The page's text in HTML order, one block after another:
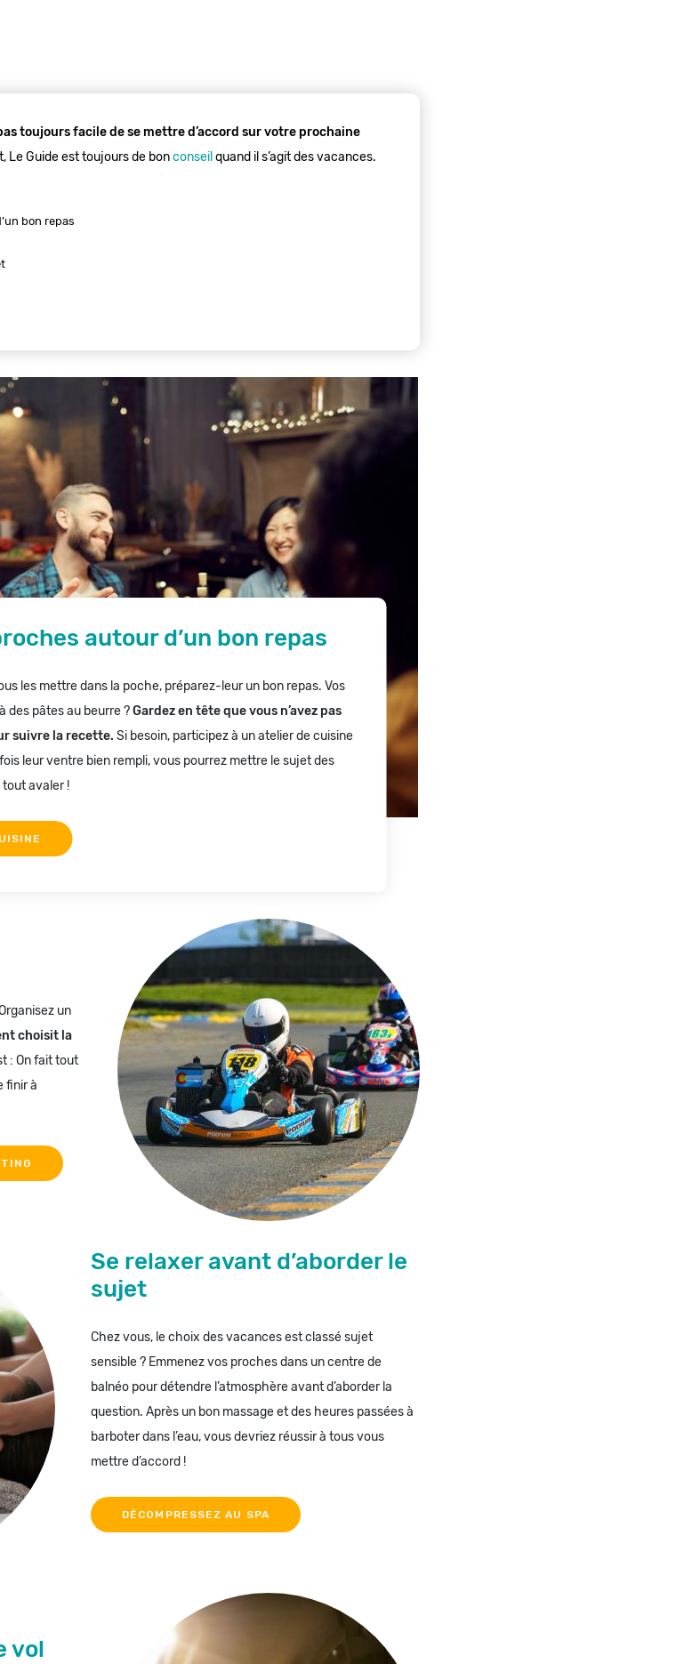
toujours facile de se mettre d’accord sur votre prochaine
Le Guide est toujours de bonconseil quand il s’agit des vacances.
bon repas
autour d’un bon repas
les mettre dans la poche, préparez-leur un bon repas. Vos
des pâtes au beurre ?Gardez en tête que vous n’avez pas
suivre la recette. Si besoin, participez à un atelier de cuisine
leur ventre bien rempli, vous pourrez mettre le sujet des
avaler !
un
choisit la
: On fait tout
finir à
Se relaxer avant d’aborder le
sujet
Chez vous, le choix des vacances est classé sujet
sensible ? Emmenez vos proches dans un centre de
balnéo pour détendre l’atmosphère avant d’aborder la
question. Après un bon massage et des heures passées à
barboter dans l’eau, vous devriez réussir à tous vous
mettre d’accord !
DÉCOMPRESSEZ AU SPA
vol